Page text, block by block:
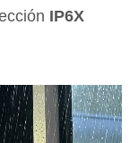
IP6X